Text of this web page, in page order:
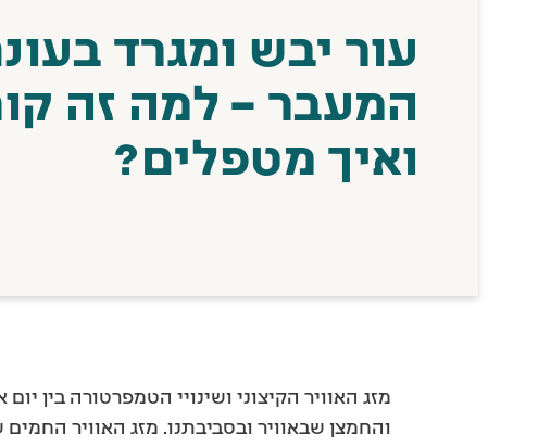
עור יבש ומגרד
המעבר – למה זה
ואיך מטפלים?
מזג האוויר הקיצוני ושינויי הטמפרטורה בין
והחמצן שבאוויר ובסביבתנו. מזג האוויר